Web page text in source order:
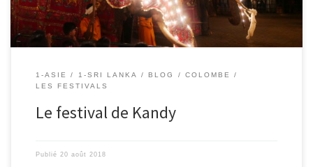
1-ASIE 1-SRI LANKA BLOG
COLOMBE
LES FESTIVALS
Le festival de Kandy
Publié 20 août 2018